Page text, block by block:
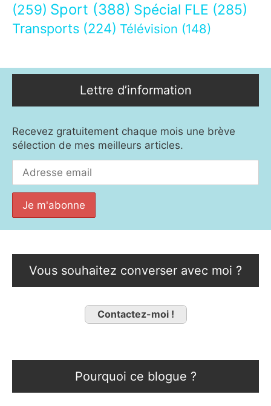
(259) Sport (388) Spécial FLE (285)
Transports (224) Télévision (148)
Lettre d’information
Recevez gratuitement chaque mois une brève
sélection de mes meilleurs articles.
Vous souhaitez converser avec moi ?
Contactez-moi !
Pourquoi ce blogue ?